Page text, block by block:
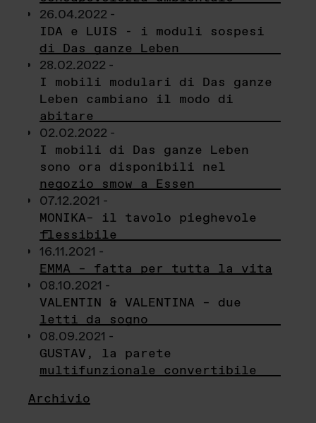
26.04.2022 -
IDA e LUIS - i moduli sospesi
di Das ganze Leben
28.02.2022 -
I mobili modulari di Das ganze
Leben cambiano il modo di
abitare
02.02.2022 -
I mobili di Das ganze Leben
sono ora disponibili nel
negozio smow a Essen
07.12.2021 -
MONIKA– il tavolo pieghevole
flessibile
16.11.2021 -
EMMA – fatta per tutta la vita
08.10.2021 -
VALENTIN & VALENTINA – due
letti da sogno
08.09.2021 -
GUSTAV, la parete
multifunzionale convertibile
Archivio